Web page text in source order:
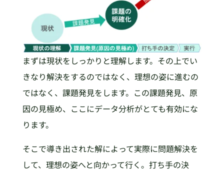
まずは現状をしっかりと理解します。その上でい
きなり解決をするのではなく、理想の姿に進むの
ではなく、課題発見をします。この課題発見、原
因の見極め、ここにデータ分析がとても有効にな
ります。
そこで導き出された解によって実際に問題解決を
して、理想の姿へと向かって行く。打ち手の決